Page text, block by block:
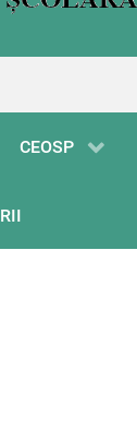
CEOSP